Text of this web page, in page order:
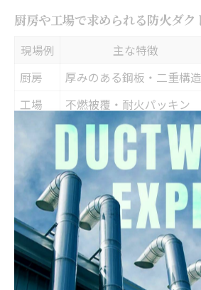
厨房や工場で求められる防火ダク
現場例 主な特徴
厨房
厚みのある鋼板・二重構造
工場
不燃被覆・耐火パッキン
共通
一定間隔で防火ダンパー
厨房や工場のダクトには、一般的な
熱性・耐火性が求められます。特に
が発生する現場では、防火ダクトの
夫が必要です。
代表的な防火ダクトは、鋼板製で
手部にも耐火パッキンを使用します